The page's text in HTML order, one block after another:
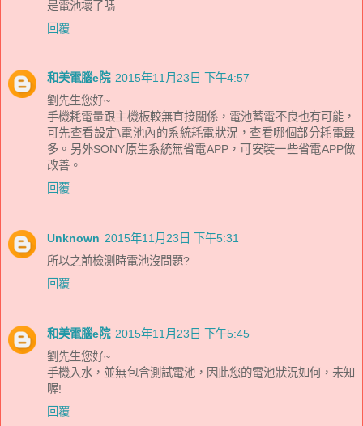
是電池壞了嗎
回覆
和美電腦e院 2015年11月23日 下午4:57
劉先生您好~
手機耗電量跟主機板較無直接關係，電池蓄電不良也有可能，
可先查看設定\電池內的系統耗電狀況，查看哪個部分耗電最
多。另外SONY原生系統無省電APP，可安裝一些省電APP做
改善。
回覆
Unknown 2015年11月23日 下午5:31
所以之前檢測時電池沒問題?
回覆
和美電腦e院 2015年11月23日 下午5:45
劉先生您好~
手機入水，並無包含測試電池，因此您的電池狀況如何，未知
喔!
回覆